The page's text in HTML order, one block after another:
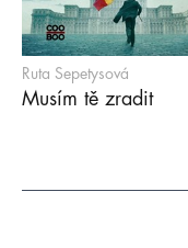
Ruta Sepetysová
Musím tě zradit